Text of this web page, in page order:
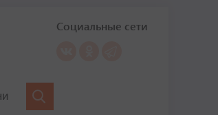
Социальные сети